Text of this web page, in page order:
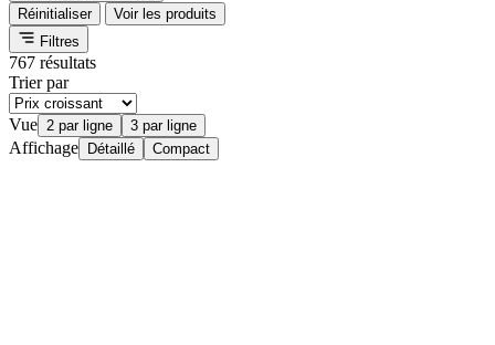
Réinitialiser
Voir les produits
Filtres
767 résultats
Trier par
Vue 2 par ligne 3 par ligne
Affichage Détaillé Compact